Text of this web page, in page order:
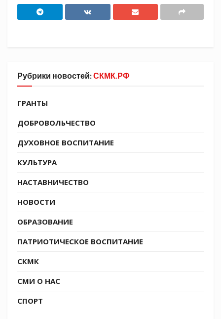
Рубрики новостей:СКМК.РФ
ГРАНТЫ
ДОБРОВОЛЬЧЕСТВО
ДУХОВНОЕ ВОСПИТАНИЕ
КУЛЬТУРА
НАСТАВНИЧЕСТВО
НОВОСТИ
ОБРАЗОВАНИЕ
ПАТРИОТИЧЕСКОЕ ВОСПИТАНИЕ
СКМК
СМИ О НАС
СПОРТ